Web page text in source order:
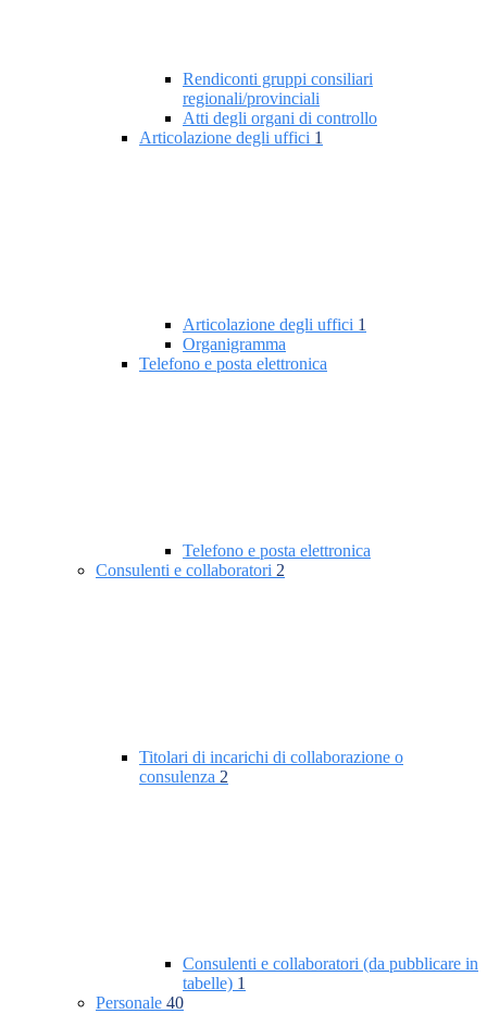
Rendiconti gruppi consiliari
regionali/provinciali
Atti degli organi di controllo
Articolazione degli uffici 1
Articolazione degli uffici 1
Organigramma
Telefono e posta elettronica
Telefono e posta elettronica
Consulenti e collaboratori 2
Titolari di incarichi di collaborazione o
consulenza 2
Consulenti e collaboratori (da pubblicare in
tabelle) 1
Personale 40